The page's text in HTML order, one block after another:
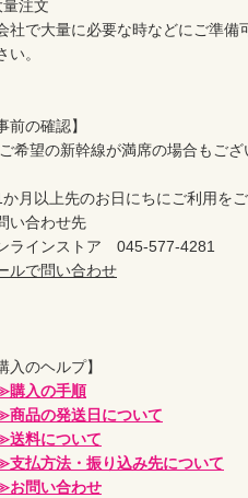
注文
社で大量に必要な時などにご準備
い。
前の確認】
ご希望の新幹線が満席の場合もご
か月以上先のお日にちにご利用を
い合わせ先
ルで問い合わせ
入のヘルプ】
購入の手順
商品の発送日について
送料について
支払方法・振り込み先について
お問い合わせ